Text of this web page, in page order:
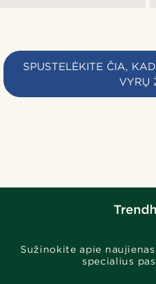
SPUSTELĖKITE ČIA,
VYRŲ
Sužinokite apie
specialius